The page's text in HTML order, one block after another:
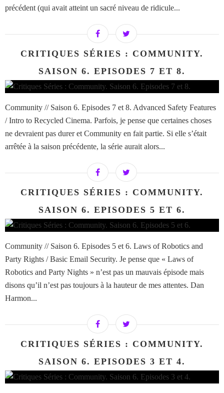
précédent (qui avait atteint un sacré niveau de ridicule...
CRITIQUES SÉRIES : COMMUNITY.
SAISON 6. EPISODES 7 ET 8.
Community // Saison 6. Episodes 7 et 8. Advanced Safety Features
/ Intro to Recycled Cinema. Parfois, je pense que certaines choses
ne devraient pas durer et Community en fait partie. Si elle s’était
arrêtée à la saison précédente, la série aurait alors...
CRITIQUES SÉRIES : COMMUNITY.
SAISON 6. EPISODES 5 ET 6.
Community // Saison 6. Episodes 5 et 6. Laws of Robotics and
Party Rights / Basic Email Security. Je pense que « Laws of
Robotics and Party Nights » n’est pas un mauvais épisode mais
disons qu’il n’est pas toujours à la hauteur de mes attentes. Dan
Harmon...
CRITIQUES SÉRIES : COMMUNITY.
SAISON 6. EPISODES 3 ET 4.